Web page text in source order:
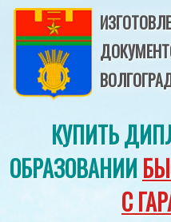
КУПИТЬ
ОБРАЗОВАНИИ
С